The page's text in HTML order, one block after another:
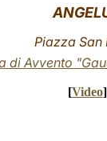
Piazza San
di Avvento
[Video]